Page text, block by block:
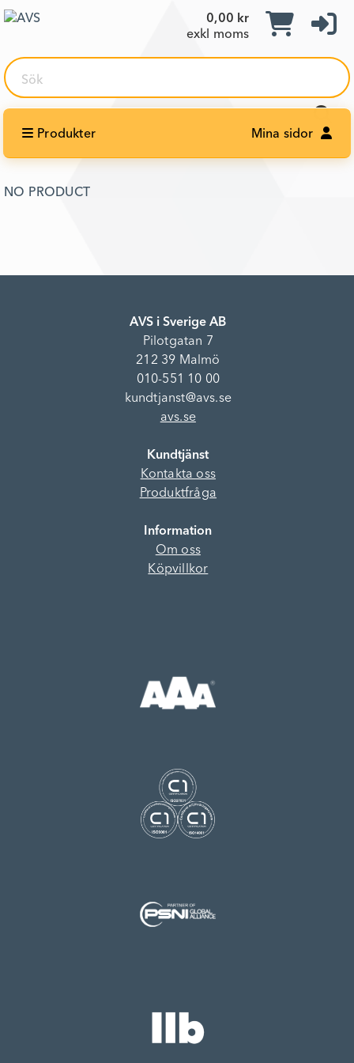
0,00 kr
exkl moms
Sök
Produkter Mina sidor
NO PRODUCT
AVS i Sverige AB
Pilotgatan 7
212 39 Malmö
010-551 10 00
kundtjanst@avs.se
avs.se
Kundtjänst
Kontakta oss
Produktfråga
Information
Om oss
Köpvillkor